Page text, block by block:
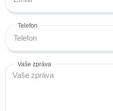
Telefon
Vaše zpráva